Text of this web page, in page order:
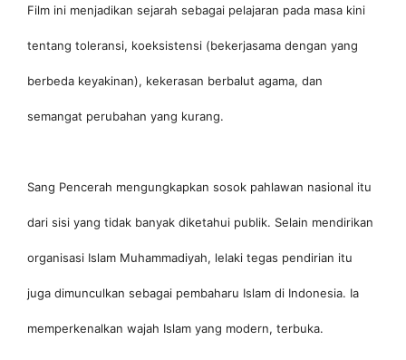
Film ini menjadikan sejarah sebagai pelajaran pada masa kini
tentang toleransi, koeksistensi (bekerjasama dengan yang
berbeda keyakinan), kekerasan berbalut agama, dan
semangat perubahan yang kurang.
Sang Pencerah mengungkapkan sosok pahlawan nasional itu
dari sisi yang tidak banyak diketahui publik. Selain mendirikan
organisasi Islam Muhammadiyah, lelaki tegas pendirian itu
juga dimunculkan sebagai pembaharu Islam di Indonesia. Ia
memperkenalkan wajah Islam yang modern, terbuka.